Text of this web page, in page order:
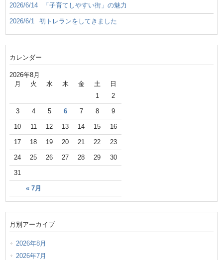
2026/6/14 「子育てしやすい街」の魅力
2026/6/1 初トレランをしてきました
カレンダー
2026年8月
月 火 水 木 金 土 日
« 7月
1 2
3 4 5 6 7 8 9
10 11 12 13 14 15 16
17 18 19 20 21 22 23
24 25 26 27 28 29 30
31
月別アーカイブ
2026年8月
2026年7月